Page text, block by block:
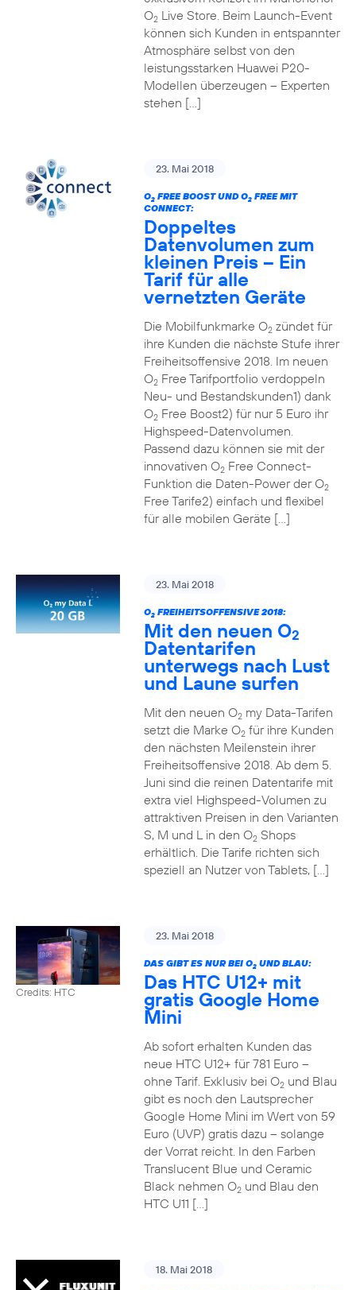
O2Live Store. Beim Launch-Event
können sich Kunden in entspannter
Atmosphäre selbst von den
leistungsstarken Huawei P20-
Modellen überzeugen – Experten
stehen […]
23. Mai 2018
O2FREE BOOST UND O2FREE MIT
CONNECT:
Doppeltes
Datenvolumen zum
kleinen Preis – Ein
Tarif für alle
vernetzten Geräte
Die Mobilfunkmarke O2zündet für
ihre Kunden die nächste Stufe ihrer
Freiheitsoffensive 2018. Im neuen
O2Free Tarifportfolio verdoppeln
Neu- und Bestandskunden1) dank
O2Free Boost2) für nur 5 Euro ihr
Highspeed-Datenvolumen.
Passend dazu können sie mit der
innovativen O2Free Connect-
Funktion die Daten-Power der O2
Free Tarife2) einfach und flexibel
für alle mobilen Geräte […]
23. Mai 2018
O2FREIHEITSOFFENSIVE 2018:
Mit den neuen O2
Datentarifen
unterwegs nach Lust
und Laune surfen
Mit den neuen O2my Data-Tarifen
setzt die Marke O2für ihre Kunden
den nächsten Meilenstein ihrer
Freiheitsoffensive 2018. Ab dem 5.
Juni sind die reinen Datentarife mit
extra viel Highspeed-Volumen zu
attraktiven Preisen in den Varianten
S, M und L in den O2Shops
erhältlich. Die Tarife richten sich
speziell an Nutzer von Tablets, […]
Credits: HTC
23. Mai 2018
DAS GIBT ES NUR BEI O2UND BLAU:
Das HTC U12+ mit
gratis Google Home
Mini
Ab sofort erhalten Kunden das
neue HTC U12+ für 781 Euro –
ohne Tarif. Exklusiv bei O2und Blau
gibt es noch den Lautsprecher
Google Home Mini im Wert von 59
Euro (UVP) gratis dazu – solange
der Vorrat reicht. In den Farben
Translucent Blue und Ceramic
Black nehmen O2und Blau den
HTC U11 […]
18. Mai 2018